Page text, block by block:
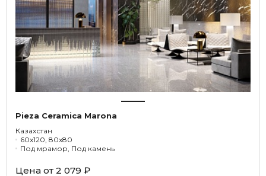
Pieza Ceramica Marona
Казахстан
60x120, 80x80
Под мрамор, Под камень
Цена от 2 079 ₽